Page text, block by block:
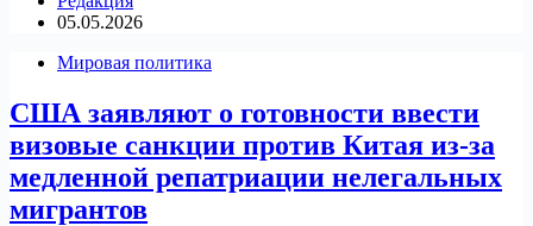
05.05.2026
Мировая политика
США заявляют о готовности ввести
визовые санкции против Китая из-за
медленной репатриации нелегальных
мигрантов